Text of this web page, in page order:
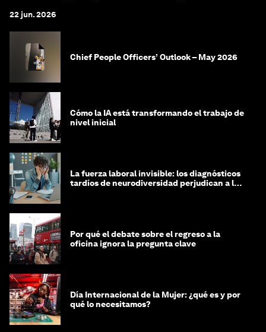
22 jun. 2026
Chief People Officers’ Outlook – May 2026
Cómo la IA está transformando el trabajo de
nivel inicial
La fuerza laboral invisible: los diagnósticos
tardíos de neurodiversidad perjudican a las
Por qué el debate sobre el regreso a la
oficina ignora la pregunta clave
Día Internacional de la Mujer: ¿qué es y por
qué lo necesitamos?